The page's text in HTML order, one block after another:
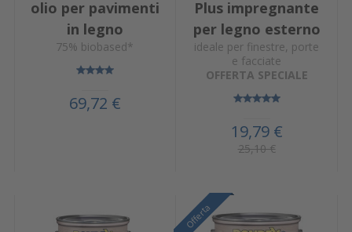
olio per pavimenti
in legno
75% biobased*
69,72 €
Plus impregnante
per legno esterno
ideale per finestre, porte
e facciate
OFFERTA SPECIALE
19,79 €
25,10 €
Offerta
Offerta
Offerta